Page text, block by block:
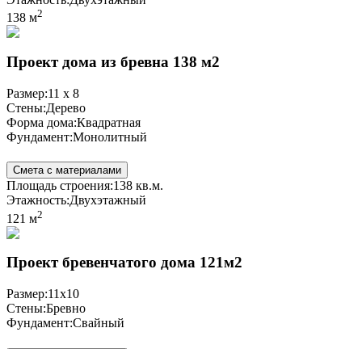
138 м2
Проект дома из бревна 138 м2
Размер:11 x 8
Стены:Дерево
Форма дома:Квадратная
Фундамент:Монолитный
Смета с материалами
Площадь строения:138 кв.м.
Этажность:Двухэтажный
121 м2
Проект бревенчатого дома 121м2
Размер:11x10
Стены:Бревно
Фундамент:Свайный